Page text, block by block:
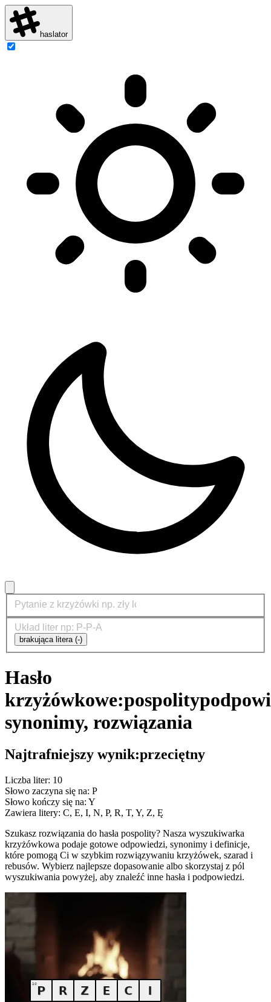
haslator
brakująca litera (-)
Hasło
krzyżówkowe:pospolity
synonimy, rozwiązania
Najtrafniejszy wynik:przeciętny
Liczba liter: 10
Słowo zaczyna się na: P
Słowo kończy się na: Y
Zawiera litery: C, E, I, N, P, R, T, Y, Z, Ę
Szukasz rozwiązania do hasła pospolity? Nasza wyszukiwarka
krzyżówkowa podaje gotowe odpowiedzi, synonimy i definicje,
które pomogą Ci w szybkim rozwiązywaniu krzyżówek, szarad i
rebusów. Wybierz najlepsze dopasowanie albo skorzystaj z pól
wyszukiwania powyżej, aby znaleźć inne hasła i podpowiedzi.